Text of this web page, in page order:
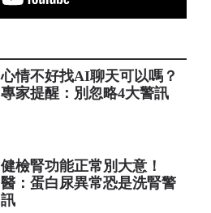
心情不好找AI聊天可以嗎？
專家提醒：別忽略4大警訊
健檢腎功能正常別大意！
醫：蛋白尿異常恐是洗腎警
訊